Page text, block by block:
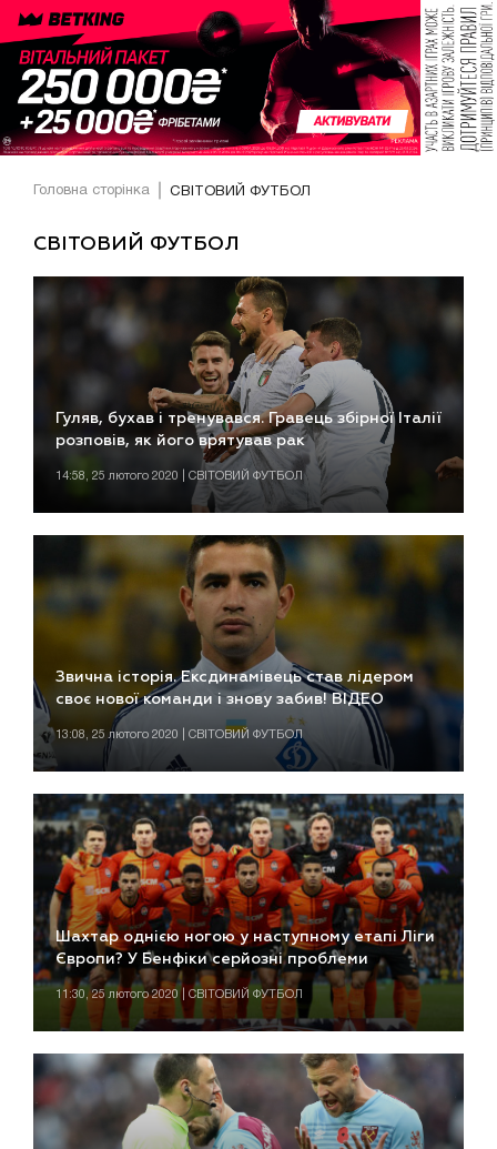
Головна сторінка СВІТОВИЙ ФУТБОЛ
СВІТОВИЙ ФУТБОЛ
Гуляв, бухав і тренувався. Гравець збірної Італії
розповів, як його врятував рак
14:58, 25 лютого 2020 | СВІТОВИЙ ФУТБОЛ
Звична історія. Ексдинамівець став лідером
своє нової команди і знову забив! ВІДЕО
13:08, 25 лютого 2020 | СВІТОВИЙ ФУТБОЛ
Шахтар однією ногою у наступному етапі Ліги
Європи? У Бенфіки серйозні проблеми
11:30, 25 лютого 2020 | СВІТОВИЙ ФУТБОЛ